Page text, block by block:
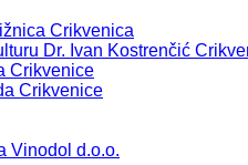
Crikvenica
Dr. Ivan Kostrenčić
Crikvenice
Crikvenice
Vinodol d.o.o.